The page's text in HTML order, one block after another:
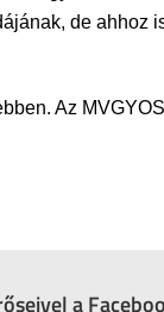
de
Az
a